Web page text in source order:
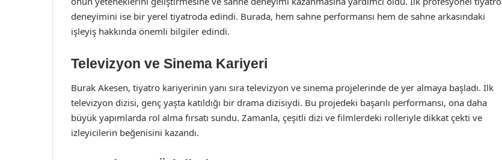
deneyimini ise bir yerel tiyatroda edindi. Burada, hem sahne performansı hem de sahne arkasındaki
işleyiş hakkında önemli bilgiler edindi.
Televizyon ve Sinema Kariyeri
Burak Akesen, tiyatro kariyerinin yanı sıra televizyon ve sinema projelerinde de yer almaya başladı. İlk
televizyon dizisi, genç yaşta katıldığı bir drama dizisiydi. Bu projedeki başarılı performansı, ona daha
büyük yapımlarda rol alma fırsatı sundu. Zamanla, çeşitli dizi ve filmlerdeki rolleriyle dikkat çekti ve
izleyicilerin beğenisini kazandı.